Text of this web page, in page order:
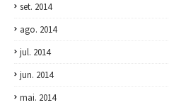
set. 2014
ago. 2014
jul. 2014
jun. 2014
mai. 2014